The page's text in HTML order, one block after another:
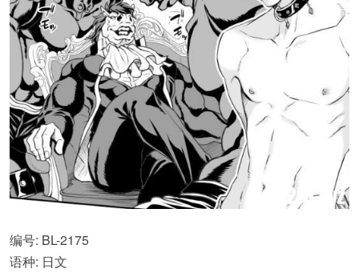
编号: BL-2175
语种: 日文